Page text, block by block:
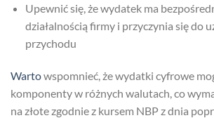
Upewnić się, że wydatek ma
działalnością firmy i przyczynia się do
przychodu
Wartowspomnieć, że wydatki cyfrowe
komponenty w różnych walutach, co
na złote zgodnie z kursem NBP z dnia